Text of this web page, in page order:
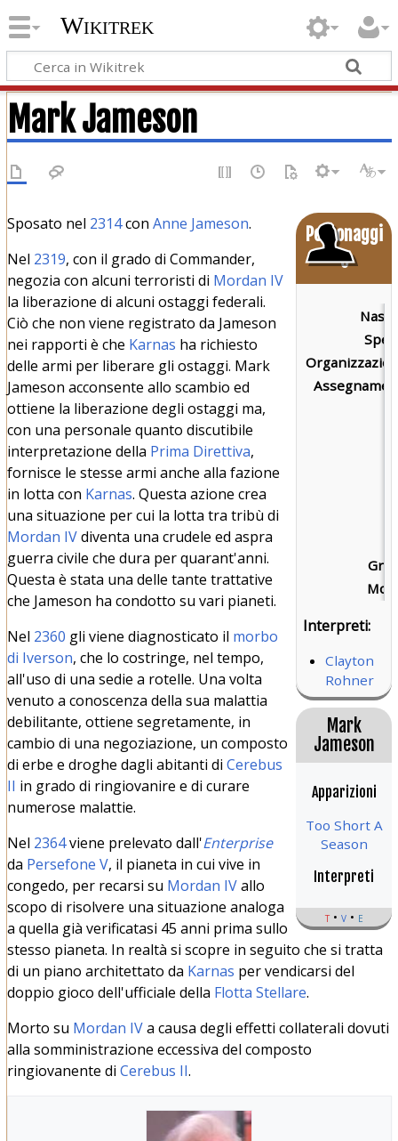
Wikitrek
Mark Jameson
Personaggi
o
Interpreti:
Clayton
Rohner
Mark
Jameson
Apparizioni
Too Short A
Season
Interpreti
t v e
Sposato nel 2314con Anne Jameson.
Nel 2319, con il grado di Commander,
negozia con alcuni terroristi di Mordan IV
la liberazione di alcuni ostaggi federali.
Ciò che non viene registrato da Jameson
nei rapporti è che Karnas ha richiesto
delle armi per liberare gli ostaggi. Mark
Jameson acconsente allo scambio ed
ottiene la liberazione degli ostaggi ma,
con una personale quanto discutibile
interpretazione della Prima Direttiva,
fornisce le stesse armi anche alla fazione
in lotta con Karnas. Questa azione crea
una situazione per cui la lotta tra tribù di
Mordan IVdiventa una crudele ed aspra
guerra civile che dura per quarant'anni.
Questa è stata una delle tante trattative
che Jameson ha condotto su vari pianeti.
Nel 2360 gli viene diagnosticato il morbo
di Iverson, che lo costringe, nel tempo,
all'uso di una sedie a rotelle. Una volta
venuto a conoscenza della sua malattia
debilitante, ottiene segretamente, in
cambio di una negoziazione, un composto
di erbe e droghe dagli abitanti di Cerebus
II in grado di ringiovanire e di curare
numerose malattie.
Nel 2364viene prelevato dall'Enterprise
da Persefone V, il pianeta in cui vive in
congedo, per recarsi su Mordan IVallo
scopo di risolvere una situazione analoga
a quella già verificatasi 45 anni prima sullo
stesso pianeta. In realtà si scopre in seguito che si tratta
di un piano architettato da Karnas per vendicarsi del
doppio gioco dell'ufficiale della Flotta Stellare.
Morto su Mordan IVa causa degli effetti collaterali dovuti
alla somministrazione eccessiva del composto
ringiovanente di Cerebus II.